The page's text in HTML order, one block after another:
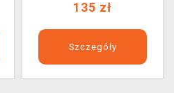
135 zł
Szczegóły